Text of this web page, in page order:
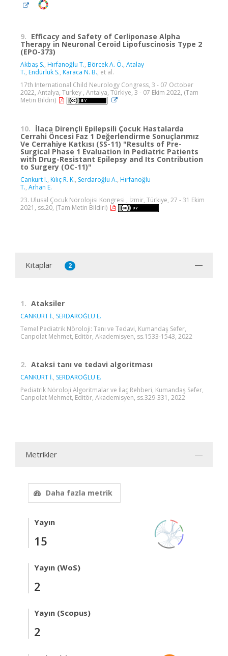
9. Efficacy and Safety of Cerliponase Alpha
Therapy in Neuronal Ceroid Lipofuscinosis Type 2
(EPO-373)
Akbaş S., Hırfanoğlu T., Börcek A. Ö., Atalay
T., Endürlük S., Karaca N. B., et al.
17th International Child Neurology Congress, 3 - 07 October
2022, Antalya, Turkey , Antalya, Türkiye, 3 - 07 Ekim 2022, (Tam
Metin Bildiri)
10. İlaca Dirençli Epilepsili Çocuk Hastalarda
Cerrahi Öncesi Faz 1 Değerlendirme Sonuçlarımız
Ve Cerrahiye Katkısı (SS-11) "Results of Pre-
Surgical Phase 1 Evaluation in Pediatric Patients
with Drug-Resistant Epilepsy and Its Contribution
to Surgery (OC-11)"
Cankurt I., Kılıç R. K., Serdaroğlu A., Hırfanoğlu
T., Arhan E.
23. Ulusal Çocuk Nörolojisi Kongresi , İzmir, Türkiye, 27 - 31 Ekim
2021, ss.20, (Tam Metin Bildiri)
Kitaplar 2
1. Ataksiler
CANKURT İ., SERDAROĞLU E.
Temel Pediatrik Nöroloji: Tanı ve Tedavi, Kumandaş Sefer,
Canpolat Mehmet, Editör, Akademisyen, ss.1533-1543, 2022
2. Ataksi tanı ve tedavi algoritması
CANKURT İ., SERDAROĞLU E.
Pediatrik Nöroloji Algoritmalar ve İlaç Rehberi, Kumandaş Sefer,
Canpolat Mehmet, Editör, Akademisyen, ss.329-331, 2022
Metrikler
Daha fazla metrik
Yayın
15
Yayın (WoS)
2
Yayın (Scopus)
2